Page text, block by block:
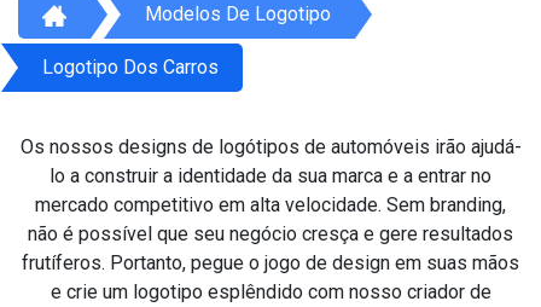
Modelos De Logotipo
Logotipo Dos Carros
Os nossos designs de logótipos de automóveis irão ajudá-
lo a construir a identidade da sua marca e a entrar no
mercado competitivo em alta velocidade. Sem branding,
não é possível que seu negócio cresça e gere resultados
frutíferos. Portanto, pegue o jogo de design em suas mãos
e crie um logotipo esplêndido com nosso criador de